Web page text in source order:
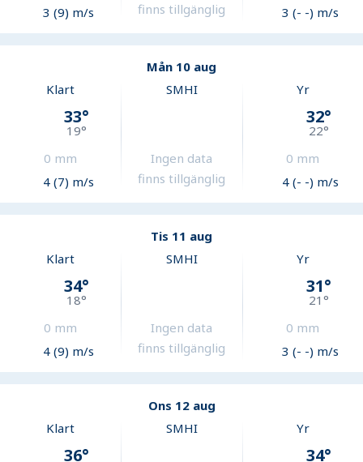
3 (9) m/s
finns tillgänglig
3 (- -) m/s
Mån 10 aug
Klart
33°
19°
0 mm
4 (7) m/s
SMHI
Ingen data
finns tillgänglig
Yr
32°
22°
0 mm
4 (- -) m/s
Tis 11 aug
Klart
34°
18°
0 mm
4 (9) m/s
SMHI
Ingen data
finns tillgänglig
Yr
31°
21°
0 mm
3 (- -) m/s
Ons 12 aug
Klart
36°
SMHI Yr
34°